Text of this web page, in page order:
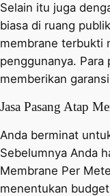
Selain itu juga
biasa di ruang
membrane terbukti
penggunanya.
memberikan
Jasa Pasang Atap
Anda berminat
Sebelumnya Anda
Membrane Per
menentukan